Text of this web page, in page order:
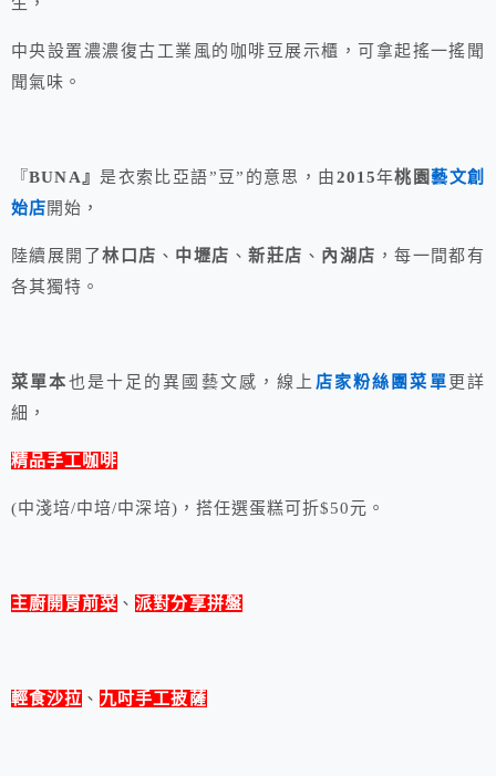
生，
中央設置濃濃復古工業風的咖啡豆展示櫃，可拿起搖一搖聞
聞氣味。
『BUNA』 是衣索比亞語”豆”的意思，由2015年桃園藝文創
始店開始，
陸續展開了林口店 、 中壢店 、新莊店 、 內湖店 ，每一間都有
各其獨特。
菜單本也是十足的異國藝文感，線上 店家粉絲團菜單 更詳
細，
精品手工咖啡
(中淺培/中培/中深培)，搭任選蛋糕可折$50元。
主廚開胃前菜 、派對分享拼盤
輕食沙拉 、 九吋手工披薩